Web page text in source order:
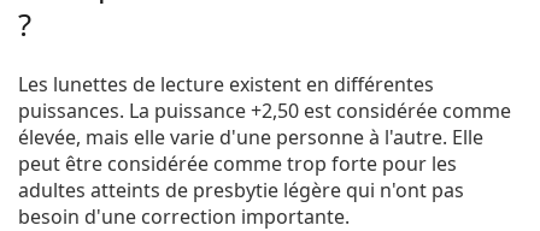
?
Les lunettes de lecture existent en différentes
puissances. La puissance +2,50 est considérée comme
élevée, mais elle varie d'une personne à l'autre. Elle
peut être considérée comme trop forte pour les
adultes atteints de presbytie légère qui n'ont pas
besoin d'une correction importante.